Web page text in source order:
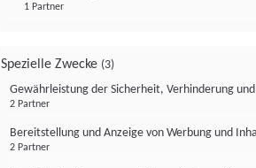
1 Partner
Spezielle Zwecke (3)
Gewährleistung der Sicherheit, Verhinderung
2 Partner
Bereitstellung und Anzeige von Werbung und
2 Partner